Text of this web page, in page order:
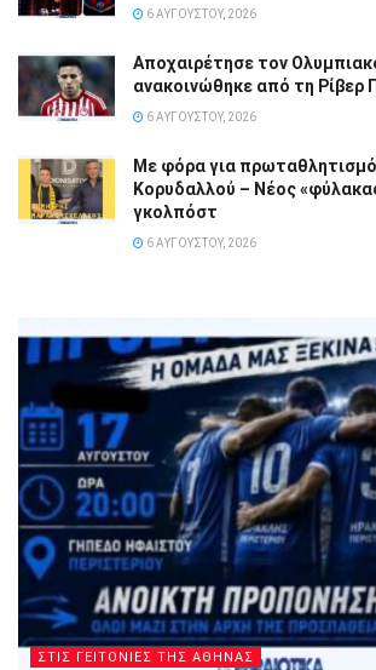
6 ΑΥΓΟΎΣΤΟΥ, 2026
Αποχαιρέτησε τον
ανακοινώθηκε από τη Ρίβερ
6 ΑΥΓΟΎΣΤΟΥ, 2026
Με φόρα για
Κορυδαλλού – Νέος
γκολπόστ
6 ΑΥΓΟΎΣΤΟΥ, 2026
ΣΤΙΣ ΓΕΙΤΟΝΙΕΣ ΤΗΣ ΑΘΗΝΑΣ